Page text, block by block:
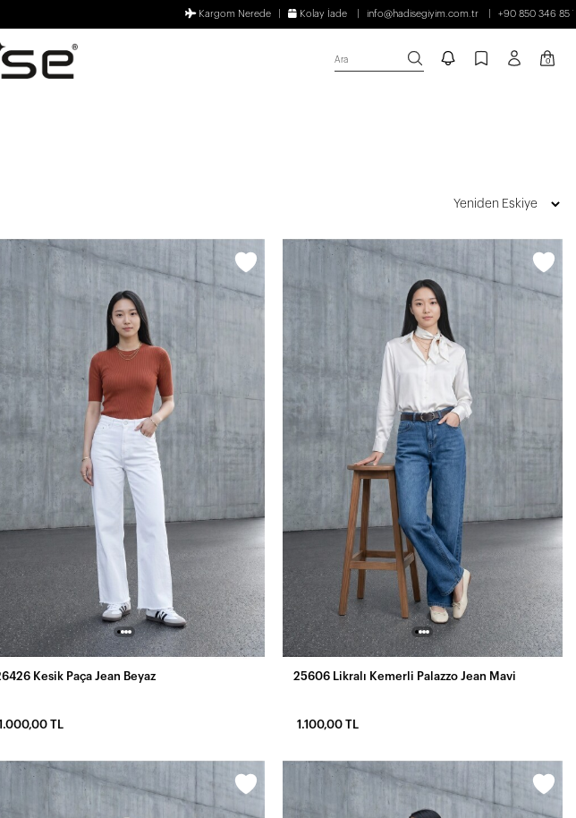
Kargom Nerede Kolay İade info@hadisegiyim.com.tr +90 850 346 85
Ara 0
Kesik Paça Jean Beyaz
TL
25606 Likralı Kemerli Palazzo Jean Mavi
1.100,00 TL